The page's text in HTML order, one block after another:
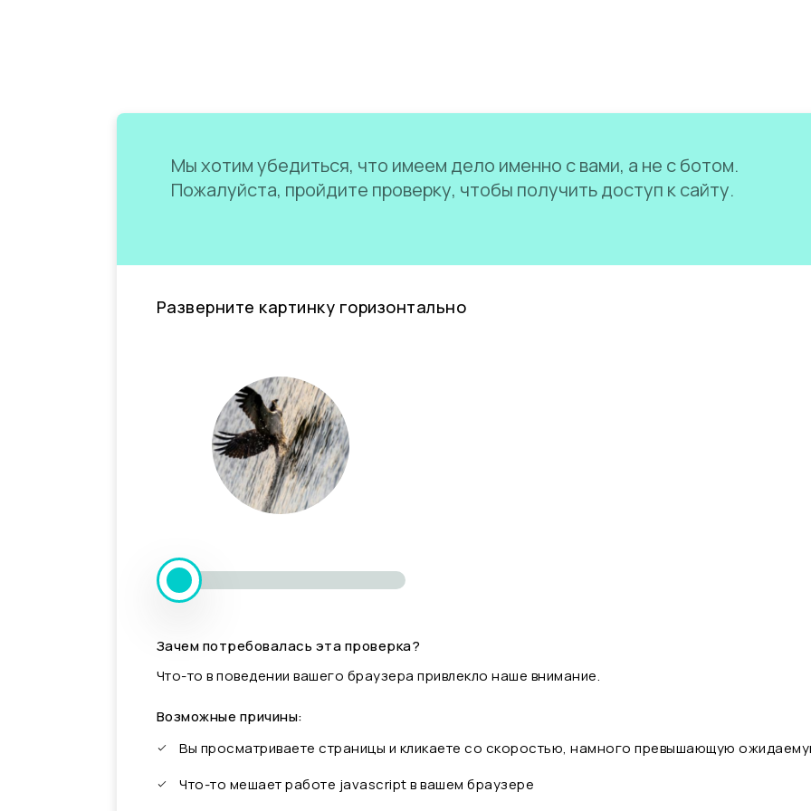
Мы хотим убедиться, что имеем дело именно с вами, а не с ботом.
Пожалуйста, пройдите проверку, чтобы получить доступ к сайту.
Разверните картинку горизонтально
Зачем потребовалась эта проверка?
Что-то в поведении вашего браузера привлекло наше внимание.
Возможные причины:
Вы просматриваете страницы и кликаете со скоростью, намного превышающую
Что-то мешает работе javascript в вашем браузере